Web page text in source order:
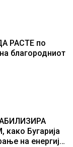
РАСТЕ по
благородниот
Бугарија
на енергија